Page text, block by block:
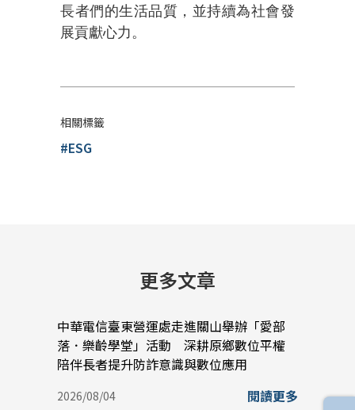
長者們的生活品質，並持續為社會發
展貢獻心力。
相關標籤
#ESG
更多文章
中華電信臺東營運處走進關山舉辦「愛部
落．樂齡學堂」活動 深耕原鄉數位平權
陪伴長者提升防詐意識與數位應用
2026/08/04 閱讀更多 2026/